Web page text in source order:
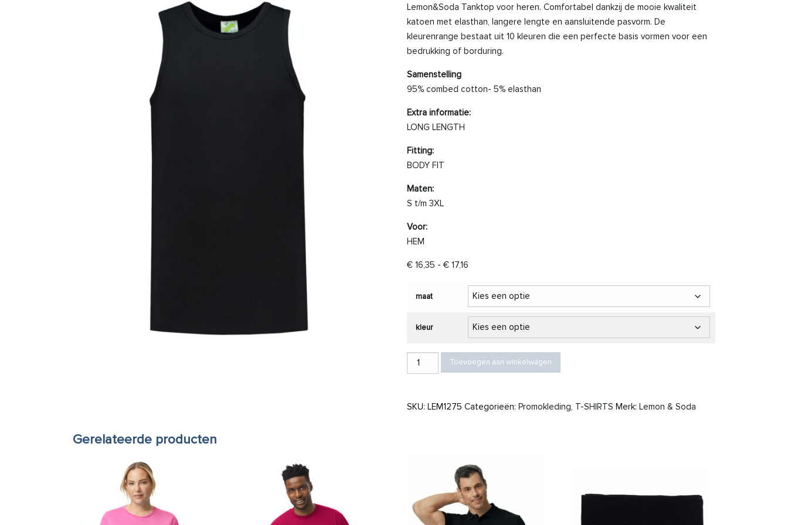
Lemon&Soda Tanktop voor heren. Comfortabel dankzij de mooie kwaliteit
katoen met elasthan, langere lengte en aansluitende pasvorm. De
kleurenrange bestaat uit 10 kleuren die een perfecte basis vormen voor een
bedrukking of borduring.
Samenstelling
95% combed cotton- 5% elasthan
Extra informatie:
LONG LENGTH
Fitting:
BODY FIT
Maten:
S t/m 3XL
Voor:
HEM
€16,35 - €17,16Prijsklasse: € 16,35 tot € 17,16
maat
kleur
L&S Tanktop cot/elast for him aantal
Toevoegen aan winkelwagen
SKU: LEM1275 Categorieën: Promokleding T-SHIRTS Merk: Lemon & Soda
Gerelateerde producten